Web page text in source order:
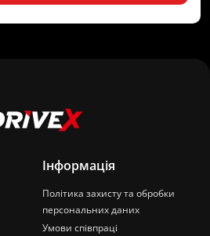
Інформація
Політика захисту та обробки
персональних даних
Умови співпраці